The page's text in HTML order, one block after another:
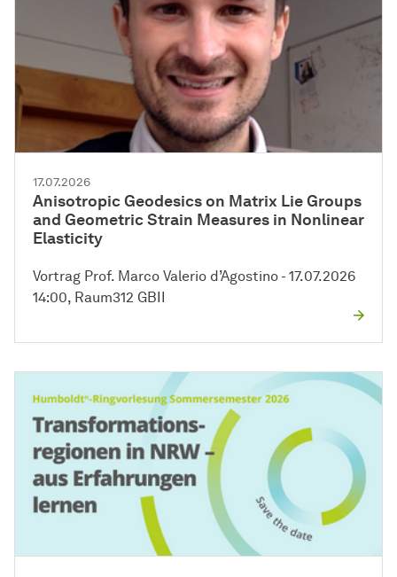
17.07.2026
Anisotropic Geodesics on Matrix Lie Groups
and Geometric Strain Measures in Nonlinear
Elasticity
Vortrag Prof. Marco Valerio d’Agostino - 17.07.2026
14:00, Raum312 GBII